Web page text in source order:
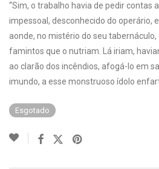
“Sim, o trabalho havia de pedir contas
impessoal, desconhecido do operário,
aonde, no mistério do seu tabernáculo,
famintos que o nutriam. Lá iriam,
ao clarão dos incêndios, afogá-lo em
imundo, a esse monstruoso ídolo
Esgotado